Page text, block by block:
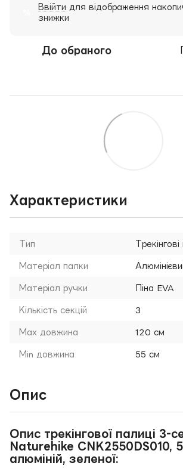
Ввійти для відображення
знижки
До обраного
Характеристики
Тип
Матеріал палки
Матеріал ручки Піна EVA
Кількість секцій 3
Мах довжина 120 см
Мin довжина 55 см
Опис
Опис трекінгової палиці 3-
Naturehike CNK2550DS010,
алюміній, зеленої: